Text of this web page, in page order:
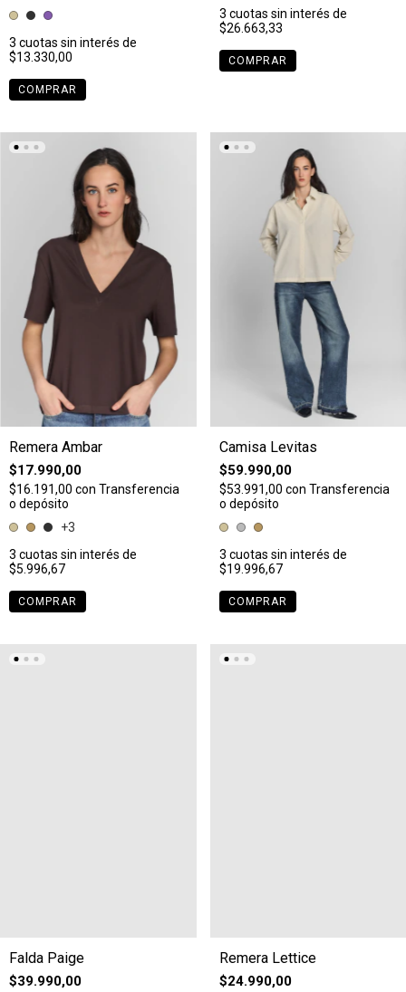
3 cuotas sin interés de
$13.330,00
COMPRAR
3 cuotas sin interés de
$26.663,33
COMPRAR
Remera Ambar
$17.990,00
$16.191,00 con Transferencia
o depósito
+3
3 cuotas sin interés de
$5.996,67
COMPRAR
Camisa Levitas
$59.990,00
$53.991,00 con Transferencia
o depósito
3 cuotas sin interés de
$19.996,67
COMPRAR
Falda Paige
$39.990,00
Remera Lettice
$24.990,00